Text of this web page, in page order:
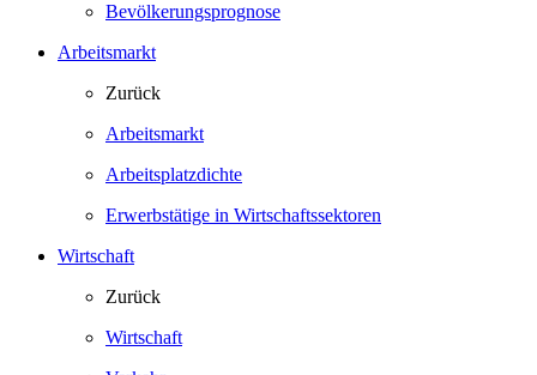
Bevölkerungsprognose
Arbeitsmarkt
Zurück
Arbeitsmarkt
Arbeitsplatzdichte
Erwerbstätige in Wirtschaftssektoren
Wirtschaft
Zurück
Wirtschaft